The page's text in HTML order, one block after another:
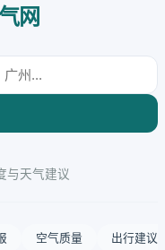
网
与天气建议
空气质量 出行建议